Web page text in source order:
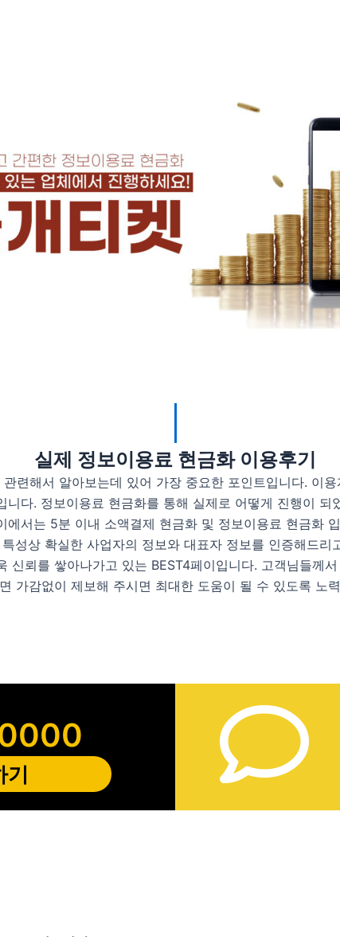
실제 정보이용료 현금화 이용후기
련해서 알아보는데 있어 가장 중요한 포인트입니다. 이
다. 정보이용료 현금화를 통해 실제로 어떻게 진행이
서는 5분 이내 소액결제 현금화 및 정보이용료 현금화
성상 확실한 사업자의 정보와 대표자 정보를 인증해드
신뢰를 쌓아나가고 있는 BEST4페이입니다. 고객님들께
가감없이 제보해 주시면 최대한 도움이 될 수 있도록 노
기